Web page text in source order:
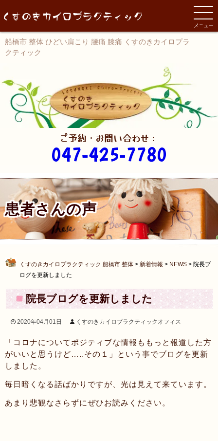
船橋市 整体 ひどい肩こり 腰痛 膝痛 くすのきカイロプラ
クティック
ご予約・お問い合わせ：
047-425-7780
患者さんの声
くすのきカイロプラクティック 船橋市 整体 > 新着情報 > NEWS > 院長ブ
ログを更新しました
院長ブログを更新しました
2020年04月01日 くすのきカイロプラクティックオフィス
「コロナについてポジティブな情報ももっと報道した方
がいいと思うけど…..その１」という事でブログを更新
しました。
毎日暗くなる話ばかりですが、光は見えて来ています。
あまり悲観なさらずにぜひお読みください。
メニュー